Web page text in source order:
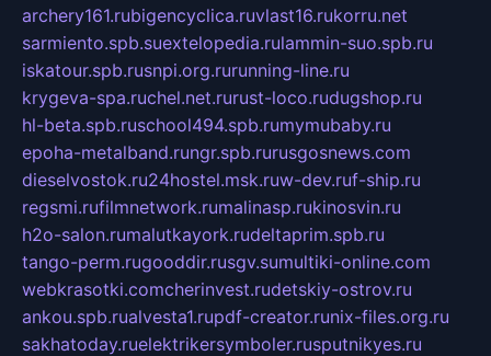
archery161.rubigencyclica.ruvlast16.rukorru.net
sarmiento.spb.suextelopedia.rulammin-suo.spb.ru
iskatour.spb.rusnpi.org.rurunning-line.ru
krygeva-spa.ruchel.net.rurust-loco.rudugshop.ru
hl-beta.spb.ruschool494.spb.rumymubaby.ru
epoha-metalband.rungr.spb.rurusgosnews.com
dieselvostok.ru24hostel.msk.ruw-dev.ruf-ship.ru
regsmi.rufilmnetwork.rumalinasp.rukinosvin.ru
h2o-salon.rumalutkayork.rudeltaprim.spb.ru
tango-perm.rugooddir.rusgv.sumultiki-online.com
webkrasotki.comcherinvest.rudetskiy-ostrov.ru
ankou.spb.rualvesta1.rupdf-creator.runix-files.org.ru
sakhatoday.ruelektrikersymboler.rusputnikyes.ru